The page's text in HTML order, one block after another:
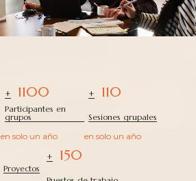
+ 1100
Participantes en
grupos
en solo un año
+ 110
Sesiones grupales
en solo un año
Proyectos
+ 150